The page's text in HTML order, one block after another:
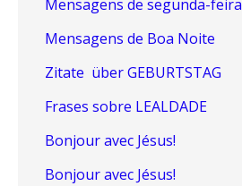
Mensagens de segunda-feira
Mensagens de Boa Noite
Zitate über GEBURTSTAG
Frases sobre LEALDADE
Bonjour avec Jésus!
Bonjour avec Jésus!